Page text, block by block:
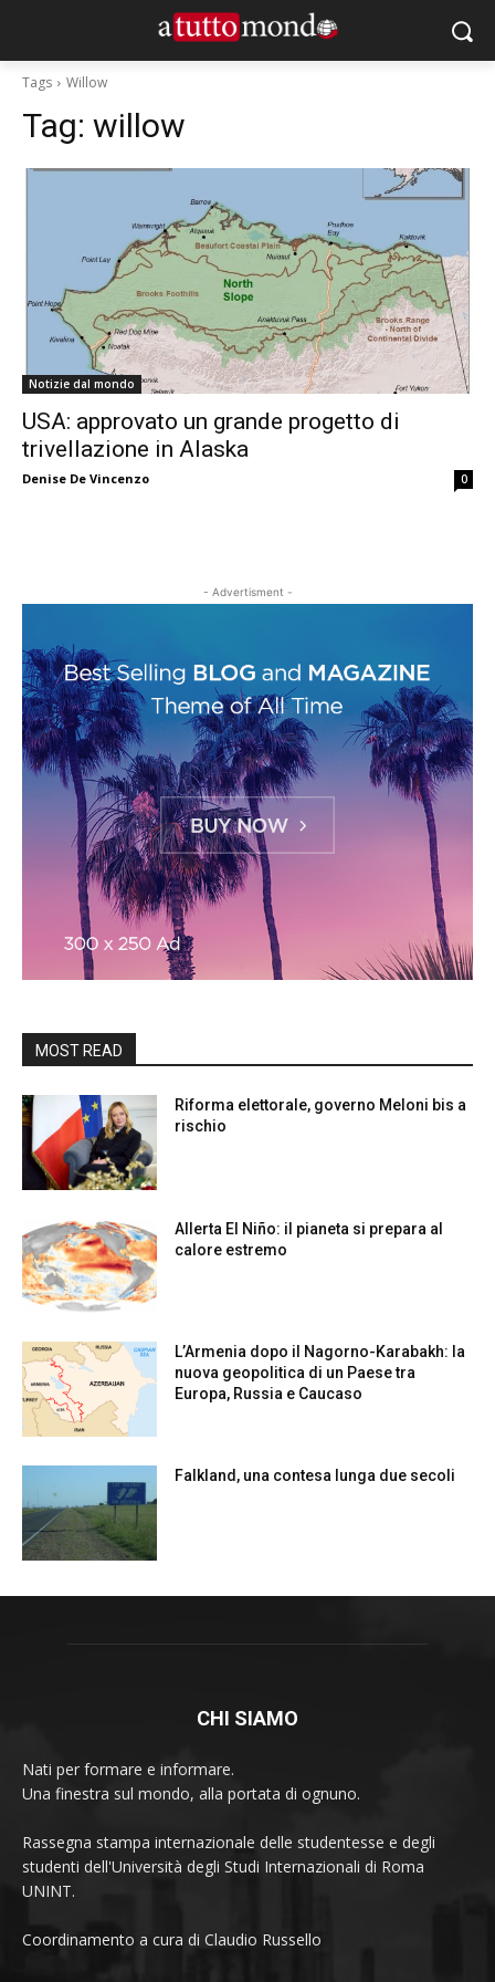
Tags Willow
Tag: willow
Notizie dal mondo
USA: approvato un grande progetto di
trivellazione in Alaska
Denise De Vincenzo 0
- Advertisment -
MOST READ
Riforma elettorale, governo Meloni bis a
rischio
Allerta El Niño: il pianeta si prepara al
calore estremo
L’Armenia dopo il Nagorno-Karabakh: la
nuova geopolitica di un Paese tra
Europa, Russia e Caucaso
Falkland, una contesa lunga due secoli
CHI SIAMO
Nati per formare e informare.
Una finestra sul mondo, alla portata di ognuno.
Rassegna stampa internazionale delle studentesse e degli
studenti dell'Università degli Studi Internazionali di Roma
UNINT.
Coordinamento a cura di Claudio Russello